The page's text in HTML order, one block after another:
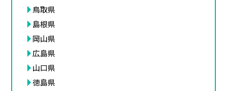
鳥取県
島根県
岡山県
広島県
山口県
徳島県